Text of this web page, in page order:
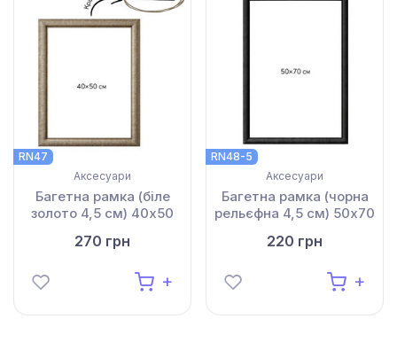
RN47
Аксесуари
Багетна рамка (біле
золото 4,5 см) 40х50
270 грн
RN48-5
Аксесуари
Багетна рамка (чорна
рельєфна 4,5 см) 50х70
220 грн